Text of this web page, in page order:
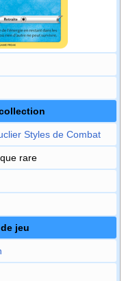
Styles de Combat
rare
jeu